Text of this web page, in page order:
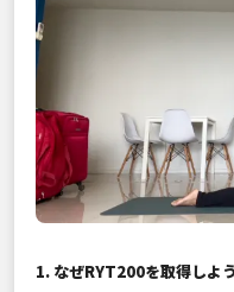
1. なぜRYT200を取得しよ